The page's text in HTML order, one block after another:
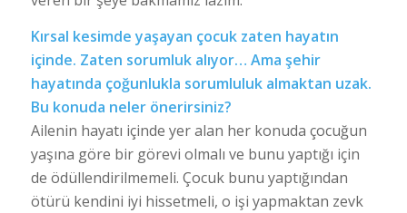
Kırsal kesimde yaşayan çocuk zaten hayatın
içinde. Zaten sorumluk alıyor… Ama şehir
hayatında çoğunlukla sorumluluk almaktan uzak.
Bu konuda neler önerirsiniz?
Ailenin hayatı içinde yer alan her konuda çocuğun
yaşına göre bir görevi olmalı ve bunu yaptığı için
de ödüllendirilmemeli. Çocuk bunu yaptığından
ötürü kendini iyi hissetmeli, o işi yapmaktan zevk